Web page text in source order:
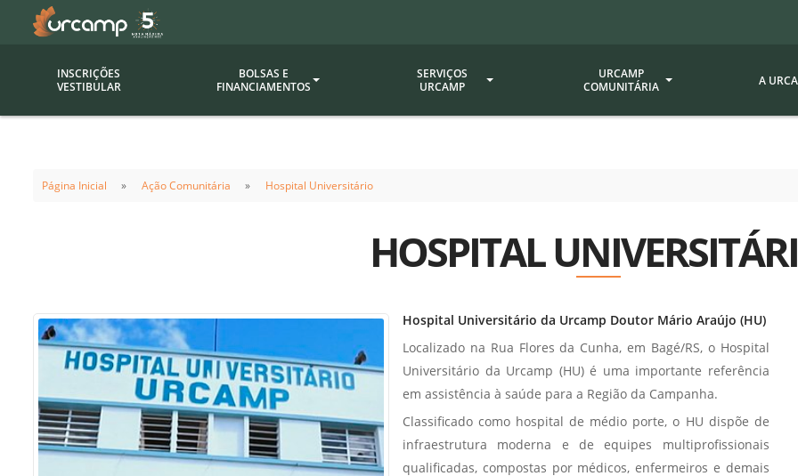
INSCRIÇÕES
VESTIBULAR
BOLSAS E
FINANCIAMENTOS
(funcionários/professores)
Financiamentos
Saiba como ingressar na
URCAMP
Fale com um atendente!!
SERVIÇOS
URCAMP
Inovação Urcamp
Clínica Veterinária (BAGÉ)
INTEC
Laboratório de Análise de
Sementes - INTEC
Laboratório de
Biotecnologia Vegetal -
URCAMP
COMUNITÁRIA
Museu da Gravura
Desenvolvimento Regional
Bagé, Dom Pedrito, São
Gabriel, Santana do
Livramento
Urcamp Faz Bem
A
Comissão
Avaliação
Resoluções
Institucional
Página Inicial Ação Comunitária Hospital Universitário
HOSPITAL
Hospital Universitário da Urcamp Doutor Mário Araújo (HU)
Localizado na Rua Flores da Cunha, em Bagé/RS, o Hospital
Universitário da Urcamp (HU) é uma importante referência
em assistência à saúde para a Região da Campanha.
Classificado como hospital de médio porte, o HU dispõe de
infraestrutura moderna e de equipes multiprofissionais
qualificadas, compostas por médicos, enfermeiros e demais